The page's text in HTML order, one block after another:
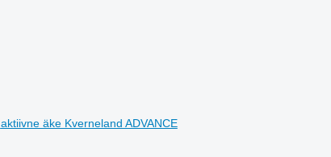
aktiivne äke Kverneland ADVANCE